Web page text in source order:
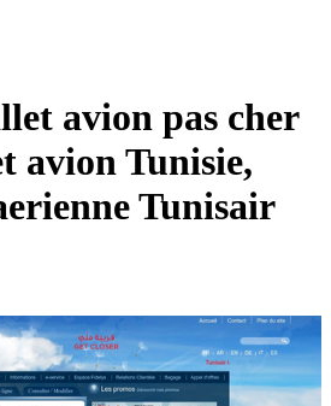
avion pas cher
avion Tunisie,
Tunisair